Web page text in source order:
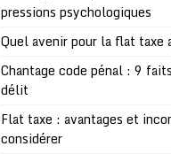
pressions psychologiques
Quel avenir pour la flat taxe
Chantage code pénal : 9
délit
Flat taxe : avantages et
considérer